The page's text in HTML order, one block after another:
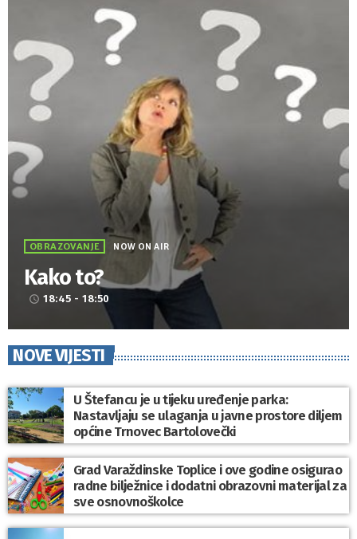
OBRAZOVANJE NOW ON AIR
Kako to?
access_time 18:45 - 18:50
NOVE VIJESTI
U Štefancu je u tijeku uređenje parka:
Nastavljaju se ulaganja u javne prostore diljem
općine Trnovec Bartolovečki
Grad Varaždinske Toplice i ove godine osigurao
radne bilježnice i dodatni obrazovni materijal za
sve osnovnoškolce